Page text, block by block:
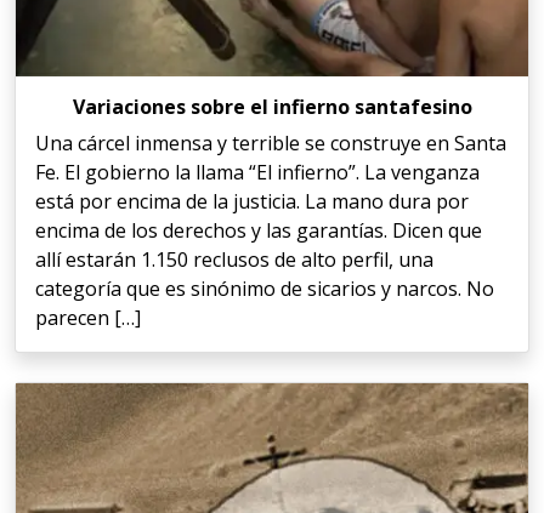
Variaciones sobre el infierno santafesino
Una cárcel inmensa y terrible se construye en Santa
Fe. El gobierno la llama “El infierno”. La venganza
está por encima de la justicia. La mano dura por
encima de los derechos y las garantías. Dicen que
allí estarán 1.150 reclusos de alto perfil, una
categoría que es sinónimo de sicarios y narcos. No
parecen […]